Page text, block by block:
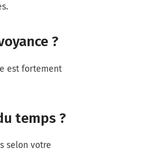
?
est fortement
temps ?
selon votre